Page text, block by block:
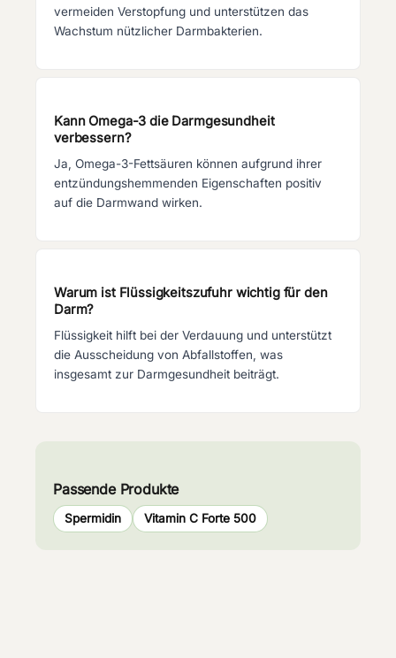
vermeiden Verstopfung und unterstützen das
Wachstum nützlicher Darmbakterien.
Kann Omega-3 die Darmgesundheit
verbessern?
Ja, Omega-3-Fettsäuren können aufgrund ihrer
entzündungshemmenden Eigenschaften positiv
auf die Darmwand wirken.
Warum ist Flüssigkeitszufuhr wichtig für den
Darm?
Flüssigkeit hilft bei der Verdauung und unterstützt
die Ausscheidung von Abfallstoffen, was
insgesamt zur Darmgesundheit beiträgt.
Passende Produkte
Spermidin Vitamin C Forte 500